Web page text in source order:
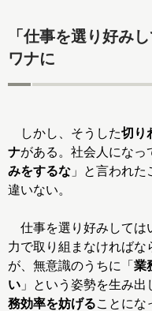
「仕事を選り好み
ワナに
しかし、そうした切り
ナがある。社会人になっ
みをするな 」と言われ
違いない。
仕事を選り好みしては
力で取り組まなければ
が、無意識のうちに「 業
い 」という姿勢を生み
務効率を妨げることにな